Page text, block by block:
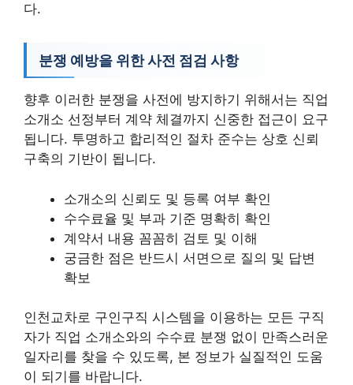
다.
분쟁 예방을 위한 사전 점검 사항
향후 이러한 분쟁을 사전에 방지하기 위해서는 직업
소개소 선정부터 계약 체결까지 신중한 접근이 요구
됩니다. 투명하고 합리적인 절차 준수는 상호 신뢰
구축의 기반이 됩니다.
소개소의 신뢰도 및 등록 여부 확인
수수료율 및 부과 기준 명확히 확인
계약서 내용 꼼꼼히 검토 및 이해
궁금한 점은 반드시 서면으로 질의 및 답변
확보
인천교차로 구인구직 시스템을 이용하는 모든 구직
자가 직업 소개소와의 수수료 분쟁 없이 만족스러운
일자리를 찾을 수 있도록, 본 정보가 실질적인 도움
이 되기를 바랍니다.